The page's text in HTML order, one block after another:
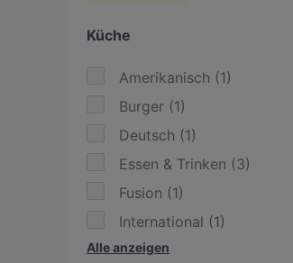
Küche
Amerikanisch (1)
Burger (1)
Deutsch (1)
Essen & Trinken (3)
Fusion (1)
International (1)
Steak (1
Alle anzeigen